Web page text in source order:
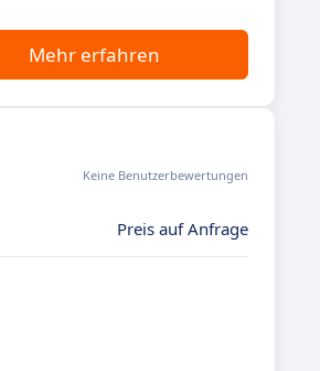
Mehr erfahren
Keine Benutzerbewertungen
Preis auf Anfrage